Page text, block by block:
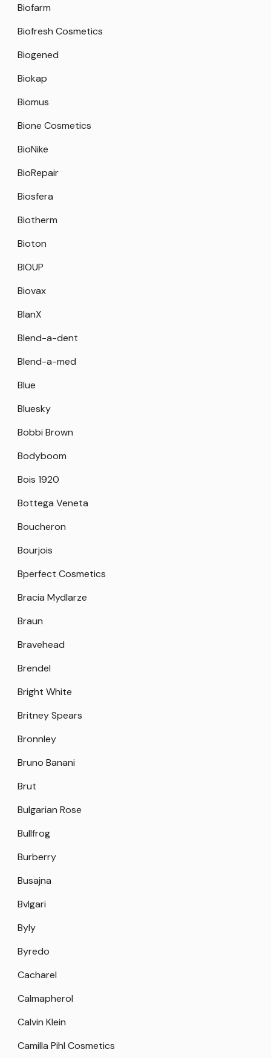
Biofarm
Biofresh Cosmetics
Biogened
Biokap
Biomus
Bione Cosmetics
BioNike
BioRepair
Biosfera
Biotherm
Bioton
BIOUP
Biovax
BlanX
Blend-a-dent
Blend-a-med
Blue
Bluesky
Bobbi Brown
Bodyboom
Bois 1920
Bottega Veneta
Boucheron
Bourjois
Bperfect Cosmetics
Bracia Mydlarze
Braun
Bravehead
Brendel
Bright White
Britney Spears
Bronnley
Bruno Banani
Brut
Bulgarian Rose
Bullfrog
Burberry
Busajna
Bvlgari
Byly
Byredo
Cacharel
Calmapherol
Calvin Klein
Camilla Pihl Cosmetics